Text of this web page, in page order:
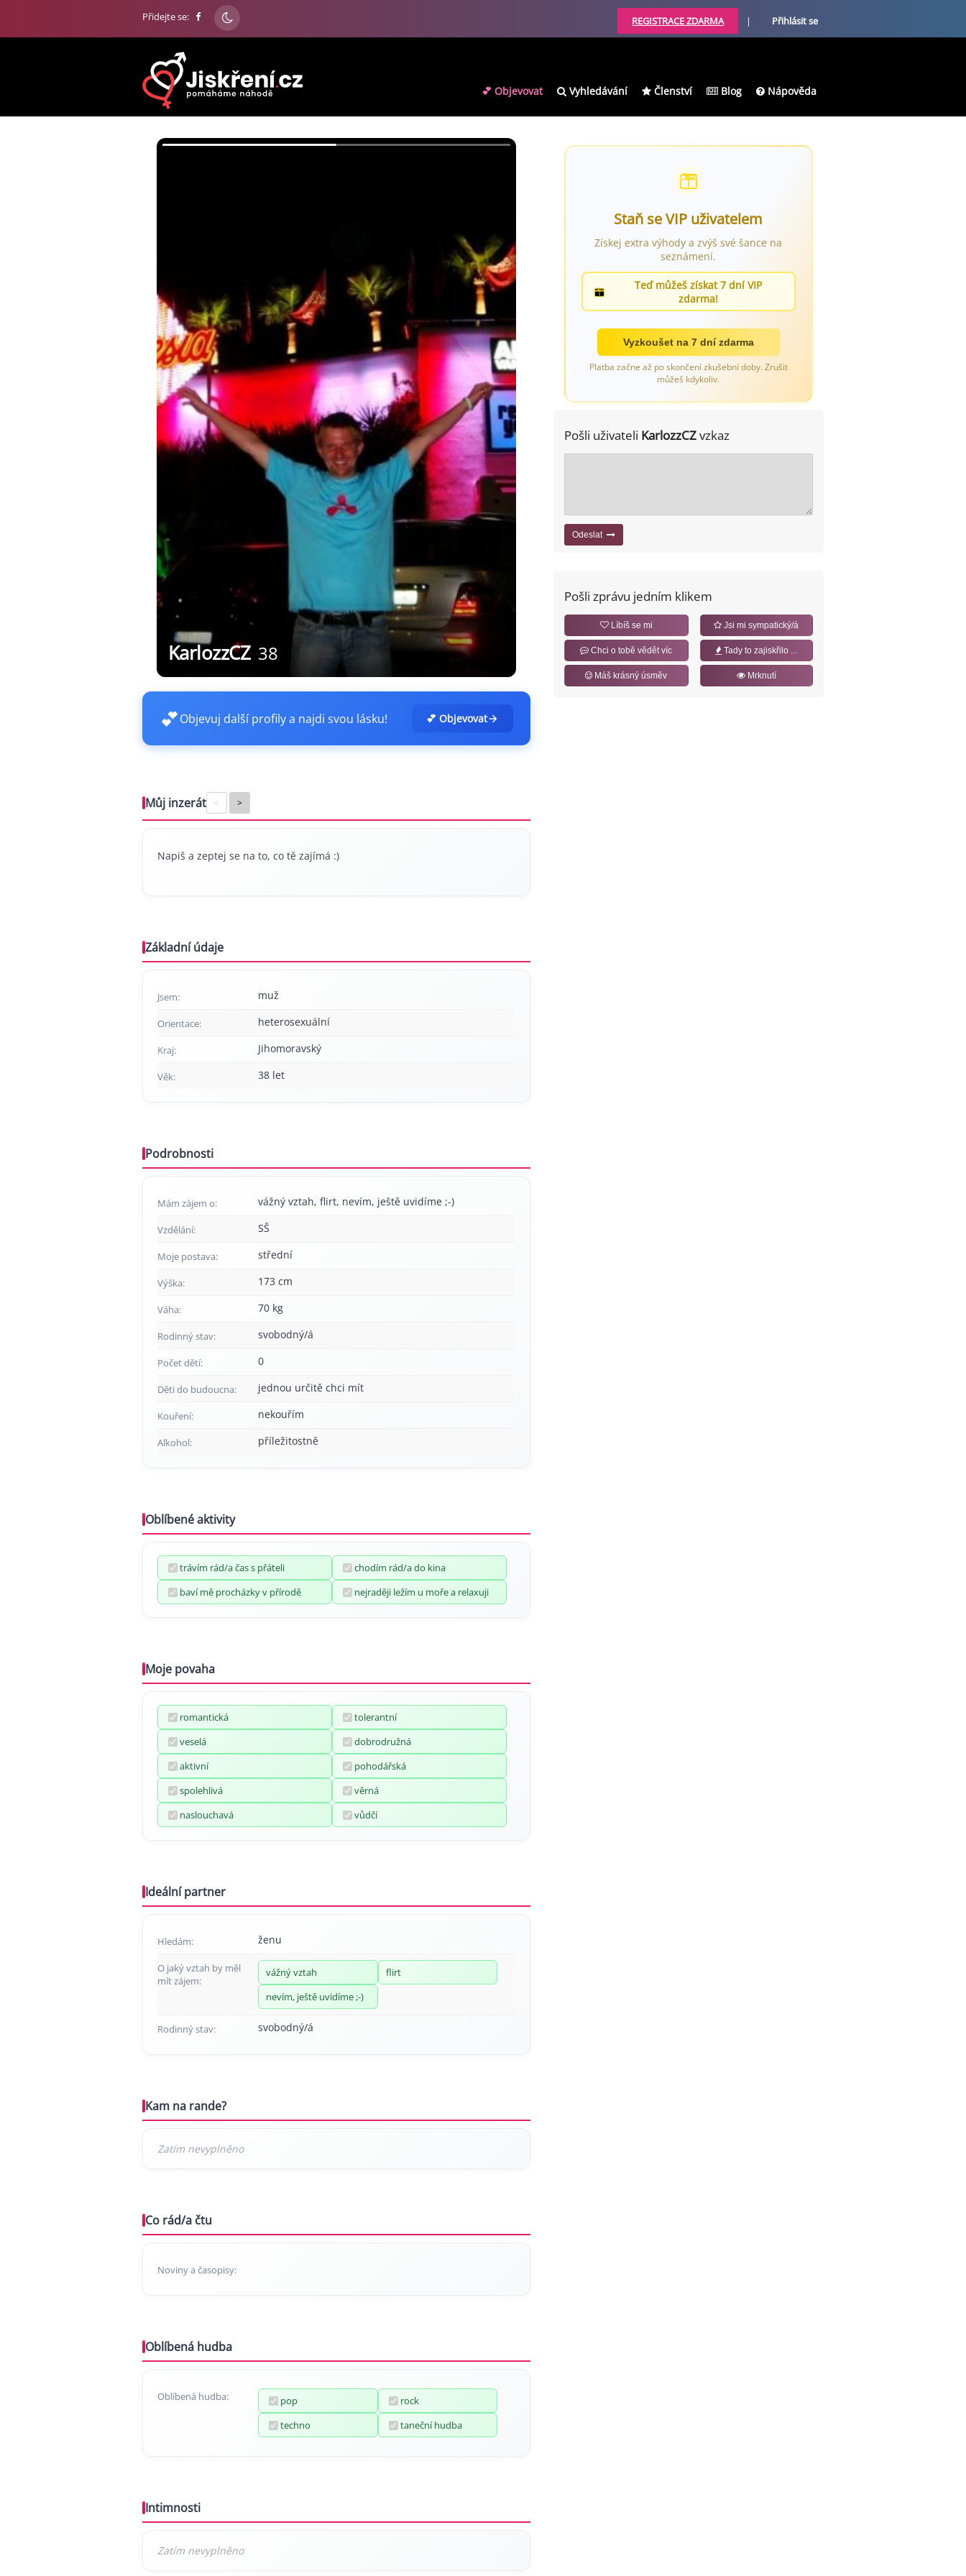
Přidejte se: REGISTRACE ZDARMA | Přihlásit se
💕 Objevovat Vyhledávání Členství Blog Nápověda
KarlozzCZ 38
💕Objevuj další profily a najdi svou lásku! 💕 Objevovat
Můj inzerát < >
Napiš a zeptej se na to, co tě zajímá :)
Základní údaje
Jsem: muž
Orientace: heterosexuální
Kraj: Jihomoravský
Věk: 38 let
Podrobnosti
Mám zájem o: vážný vztah, flirt, nevím, ještě uvidíme ;-)
Vzdělání: SŠ
Moje postava: střední
Výška: 173 cm
Váha: 70 kg
Rodinný stav: svobodný/á
Počet dětí: 0
Děti do budoucna: jednou určitě chci mít
Kouření: nekouřím
Alkohol: příležitostně
Oblíbené aktivity
trávím rád/a čas s přáteli
chodím rád/a do kina
baví mě procházky v přírodě
nejraději ležím u moře a relaxuji
Moje povaha
romantická
tolerantní
veselá
dobrodružná
aktivní
pohodářská
spolehlivá
věrná
naslouchavá
vůdčí
Ideální partner
Hledám: ženu
O jaký vztah by měl
mít zájem:
vážný vztah
flirt
nevím, ještě uvidíme ;-)
Rodinný stav: svobodný/á
Kam na rande?
Co rád/a čtu
Noviny a časopisy:
Oblíbená hudba
Oblíbená hudba: pop
rock
techno
taneční hudba
Intimnosti
Staň se VIP uživatelem
Získej extra výhody a zvýš své šance na
seznámení.
Teď můžeš získat 7 dní VIP
zdarma!
Vyzkoušet na 7 dní zdarma
Platba začne až po skončení zkušební doby. Zrušit
můžeš kdykoliv.
Pošli uživateli KarlozzCZvzkaz
Odeslat
Pošli zprávu jedním klikem
Líbíš se mi Jsi mi sympatický/á
Chci o tobě vědět víc Tady to zajiskřilo ...
Máš krásný úsměv Mrknutí